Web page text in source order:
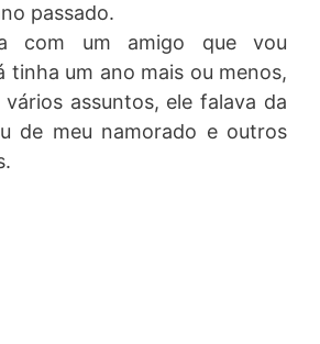
passado.
com um amigo que vou
tinha um ano mais ou menos,
assuntos, ele falava da
de meu namorado e outros